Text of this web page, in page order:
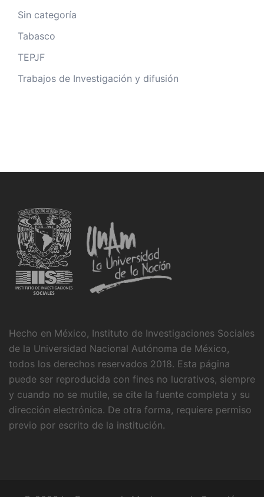
Sin categoría
Tabasco
TEPJF
Trabajos de Investigación y difusión
Hecho en México, Instituto de Investigaciones Sociales
de la Universidad Nacional Autónoma de México,
todos los derechos reservados 2018. Esta página
puede ser reproducida con fines no lucrativos, siempre
y cuando no se mutile, se cite la fuente completa y su
dirección electrónica. De otra forma, requiere permiso
previo por escrito de la institución.